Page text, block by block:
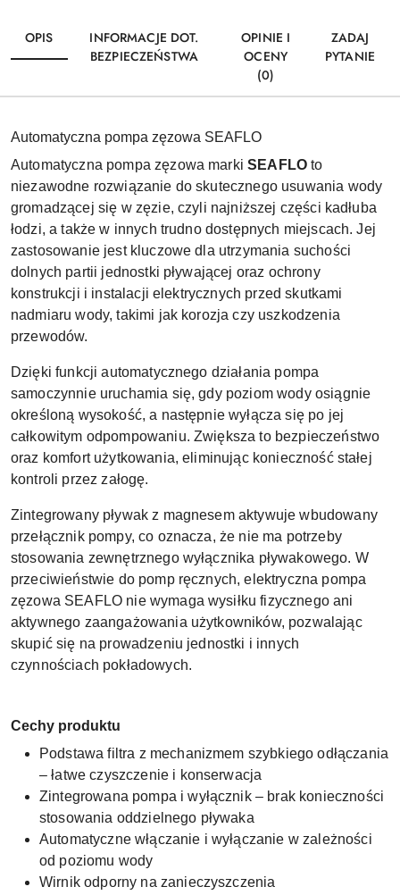
OPIS
INFORMACJE DOT.
BEZPIECZEŃSTWA
OPINIE I
OCENY
(0)
ZADAJ
PYTANIE
Automatyczna pompa zęzowa SEAFLO
Automatyczna pompa zęzowa markiSEAFLO to
niezawodne rozwiązanie do skutecznego usuwania wody
gromadzącej się w zęzie, czyli najniższej części kadłuba
łodzi, a także w innych trudno dostępnych miejscach. Jej
zastosowanie jest kluczowe dla utrzymania suchości
dolnych partii jednostki pływającej oraz ochrony
konstrukcji i instalacji elektrycznych przed skutkami
nadmiaru wody, takimi jak korozja czy uszkodzenia
przewodów.
Dzięki funkcji automatycznego działania pompa
samoczynnie uruchamia się, gdy poziom wody osiągnie
określoną wysokość, a następnie wyłącza się po jej
całkowitym odpompowaniu. Zwiększa to bezpieczeństwo
oraz komfort użytkowania, eliminując konieczność stałej
kontroli przez załogę.
Zintegrowany pływak z magnesem aktywuje wbudowany
przełącznik pompy, co oznacza, że nie ma potrzeby
stosowania zewnętrznego wyłącznika pływakowego. W
przeciwieństwie do pomp ręcznych, elektryczna pompa
zęzowa SEAFLO nie wymaga wysiłku fizycznego ani
aktywnego zaangażowania użytkowników, pozwalając
skupić się na prowadzeniu jednostki i innych
czynnościach pokładowych.
Cechy produktu
Podstawa filtra z mechanizmem szybkiego odłączania
– łatwe czyszczenie i konserwacja
Zintegrowana pompa i wyłącznik – brak konieczności
stosowania oddzielnego pływaka
Automatyczne włączanie i wyłączanie w zależności
od poziomu wody
Wirnik odporny na zanieczyszczenia